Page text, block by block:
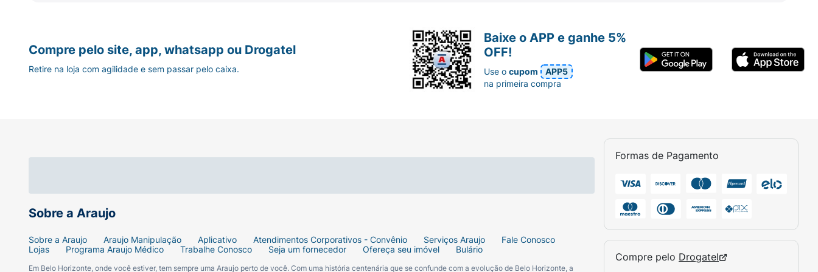
Base:Milho.
Sobre a Araujo
Sobre a Araujo Araujo Manipulação Aplicativo Atendimentos Corporativos - Convênio Serviços Araujo
Fale Conosco
Lojas
Programa Araujo Médico Trabalhe Conosco Seja um fornecedor Ofereça seu imóvel Bulário
Em Belo Horizonte, onde você estiver, tem sempre uma Araujo perto de você. Com uma história centenária que se confunde com a evolução de Belo Horizonte, a
Formas de Pagamento
Compre pelo Drogatel
Compre pelo site, app, whatsapp ou Drogatel
Retire na loja com agilidade e sem passar pelo caixa.
Baixe o APP e ganhe 5%
OFF!
Use ocupom
APP5
na primeira compra